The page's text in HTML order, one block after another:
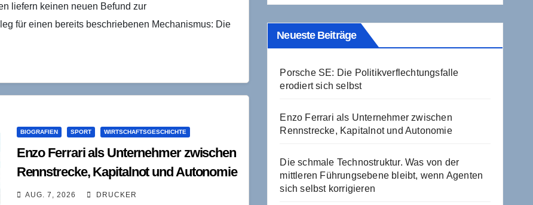
liefern keinen neuen Befund zur
für einen bereits beschriebenen Mechanismus: Die
BIOGRAFIEN SPORT WIRTSCHAFTSGESCHICHTE
Enzo Ferrari als Unternehmer zwischen
Rennstrecke, Kapitalnot und Autonomie
AUG. 7, 2026 DRUCKER
Neueste Beiträge
Porsche SE: Die Politikverflechtungsfalle
erodiert sich selbst
Enzo Ferrari als Unternehmer zwischen
Rennstrecke, Kapitalnot und Autonomie
Die schmale Technostruktur. Was von der
mittleren Führungsebene bleibt, wenn Agenten
sich selbst korrigieren